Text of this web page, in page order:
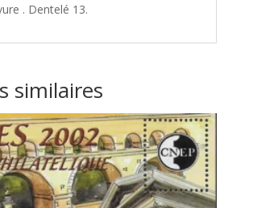
. Dentelé 13.
similaires